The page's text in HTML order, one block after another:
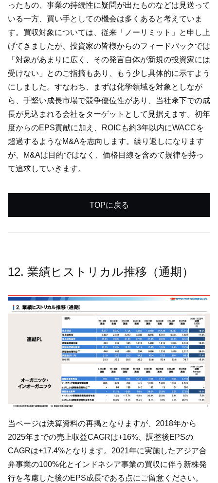
ったもの、事業の持続性に疑問が出たものなどは見送って
いる一方、買い手としての機会は多くあると考えていま
す。買収対象については、従来「ノーリミット」と申し上
げてきましたが、投資家の皆様からのフィードバックでは
「対象があまりに広く、その発言自体が新規の投資家には
受けない」とのご指摘もあり、もう少し具体的に示すよう
にしました。すなわち、まずは化学領域を対象としなが
ら、手堅い成長市場で競争優位性があり、当社傘下での成
長が見込まれる会社をターゲットとして見据えます。初年
度からのEPS貢献に加え、ROICも約3年以内にWACCを
超過するようなM&Aを志向します。繰り返しになります
が、M&Aは目的ではなく、価格目線を含めて規律を持っ
て追求していきます。
TOPに戻る
12. 業績ヒストリカル推移（通期）
当ページは決算資料の再掲となりますが、2018年から
2025年までの売上収益CAGRは+16%、調整後EPSの
CAGRは+17.4%となります。2021年に実施したアジア合
弁事業の100%化とインドネシア事業の買収に伴う新株発
行を考慮した後のEPS成長である点にご留意ください。